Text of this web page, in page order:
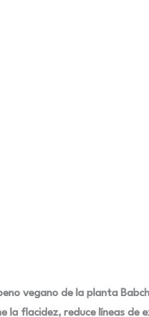
vegano de la planta
la flacidez, reduce líneas